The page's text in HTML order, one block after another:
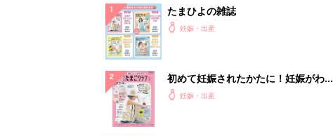
たまひよの雑誌
妊娠・出産
初めて妊娠されたかたに！妊娠がわか
ったら最初に読む本『初めてのたまご
妊娠・出産